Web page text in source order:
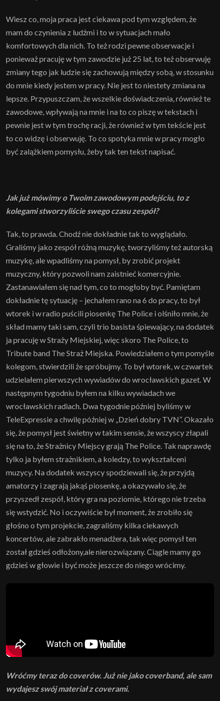
Wiesz co, moja praca jest ciekawa pod tym względem, że
mam do czynienia z ludźmi i to w sytuacjach mało
komfortowych dla nich. To też rodzi pewne obserwacje i
ponieważ pracuję w tym zawodzie już 25 lat, to też obserwuję
zmiany tego jak ludzie się zachowują między sobą, w stosunku
do mnie kiedy jestem w pracy. Nie jest to niestety zmiana na
lepsze. Przypuszczam, że wszelkie doświadczenia, również te
zawodowe, wpływają na mnie i na to co piszę w tekstach i
pewnie jest w tym trochę racji, że również w tym tekście jest
to co widzę i obserwuję. To co spotyka mnie w pracy mogło
być zalążkiem pomysłu, żeby tak ten tekst napisać.
Jak już mówimy o Twoim zawodowym podejściu, to z
kolegami stworzyliście swego czasu zespół?
Tak, to prawda. Chodź nie dokładnie tak to wyglądało.
Graliśmy jako zespół różną muzykę, tworzyliśmy też autorską
muzykę, ale wpadliśmy na pomysł, by zrobić projekt
muzyczny, który pozwoli nam zaistnieć komercyjnie.
Zastanawiałem się nad tym, co to mogłoby być. Pamiętam
dokładnie tę sytuację – jechałem rano na 6 do pracy, to był
wtorek i w radio puścili piosenkę The Police i olśniło mnie, że
skład mamy taki sam, czyli trio basista śpiewający, na dodatek
ja pracuję w Straży Miejskiej, więc skoro The Police, to
Tribute band The Straż Miejska. Powiedziałem o tym pomyśle
kolegom, stwierdzili że spróbujmy. To był wtorek, w czwartek
udzielałem pierwszych wywiadów do wrocławskich gazet. W
następnym tygodniu byłem na kilku wywiadach we
wrocławskich radiach. Dwa tygodnie później byliśmy w
TeleExpressie a chwilę później w „Dzień dobry TVN”. Okazało
się, że pomysł jest świetny w takim sensie, że wszyscy złapali
się na to, że Strażnicy Miejscy grają The Police. Tak naprawdę
tylko ja byłem strażnikiem, a koledzy, to wykształceni
muzycy. Na dodatek wszyscy spodziewali się, że przyjdą
amatorzy i zagrają jakąś piosenkę, a okazywało się, że
przyszedł zespół, który gra na poziomie, którego nie trzeba
się wstydzić. No i oczywiście był moment, że zrobiło się
głośno o tym projekcie, zagraliśmy kilka ciekawych
koncertów, ale zabrakło menadżera, tak więc pomysł ten
został gdzieś odłożony,ale nierozwiązany. Ciągle mamy go
gdzieś w głowie i być może jeszcze do niego wrócimy.
Wróćmy teraz do coverów. Już nie jako coverband, ale sam
wydajesz swój materiał z coverami.